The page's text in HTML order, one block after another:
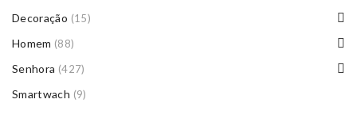
Decoração (15)
Homem (88)
Senhora (427)
Smartwach (9)